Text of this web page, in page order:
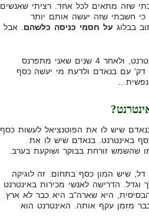
שזה מתאים לכל אחד. רציתי שאנשים
כי חשבתי שזה יעשה אותם יותר
בבלוג על חסמי כניסה כלשהם . אבל
היום, לאחר 4 שנים בתחום השיווק באינטרנט, ולאחר 4 שנים שאני מתפרנס
בצורה מלאה מהתחום, אני יכול לדבר 5 דק' עם בנאדם ולדעת מי יעשה כסף
נפשית…
שיש לו את הפוטנציאל לעשות כסף
באינטרנט. בנאדם שיש לו את
שהשמש זורחת בבוקר ושוקעת בערב.
שיש המון כסף בתחום. זה לוגיקה
הדרישה לאנשי מכירות באינטרנט
היא שארה"ב היא כבר לא ארץ
מזמן עקף אותה. האינטרנט הוא